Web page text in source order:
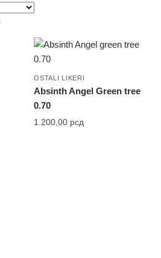
OSTALI LIKERI
Absinth Angel Green tree
0.70
1.200,00 рсд